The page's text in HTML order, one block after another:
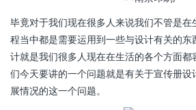
毕竟对于我们现在很多人来说我们不管是在
程当中都是需要运用到一些与设计有关的
计就是我们很多人现在在生活的各个方面
们今天要讲的一个问题就是有关于宣传册
展情况的这一个问题。